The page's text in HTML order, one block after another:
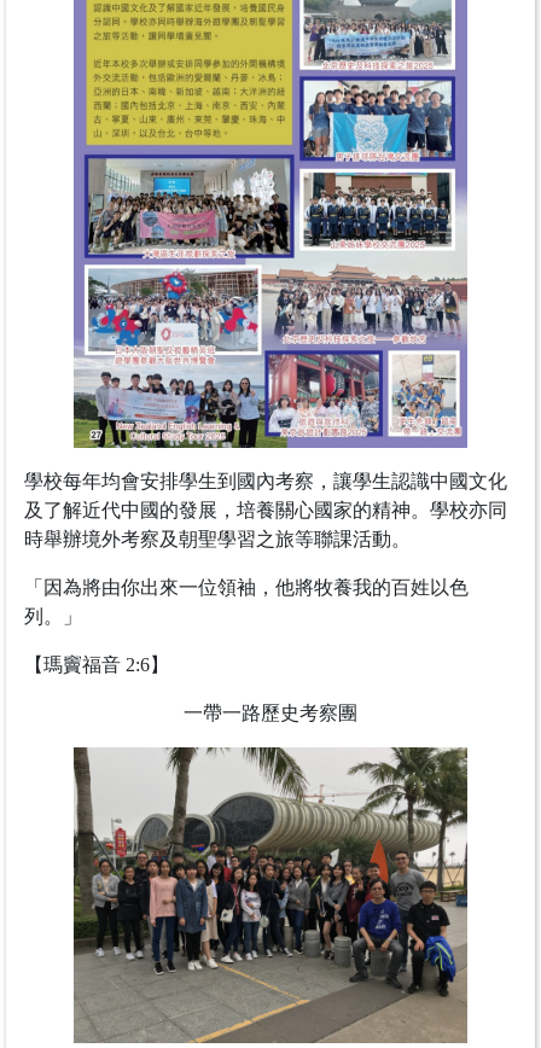
學校每年均會安排學生到國內考察，讓學生認識中國文化
及了解近代中國的發展，培養關心國家的精神。學校亦同
時舉辦境外考察及朝聖學習之旅等聯課活動。
「因為將由你出來一位領袖，他將牧養我的百姓以色
列。」
【瑪竇福音 2:6】
一帶一路歷史考察團